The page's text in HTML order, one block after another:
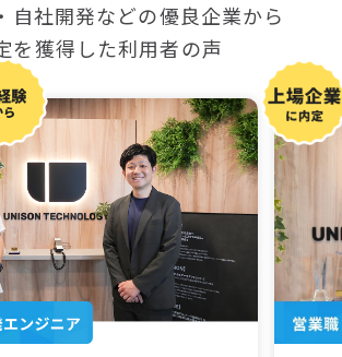
自社開発などの優良企業から
を獲得した利用者の声